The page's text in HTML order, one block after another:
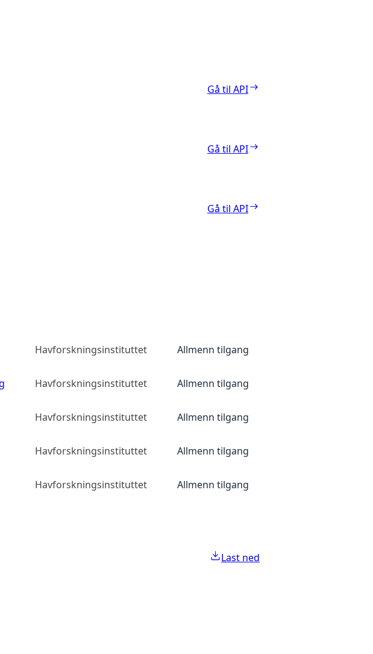
Gå til API
Gå til API
Gå til API
Havforskningsinstituttet Allmenn tilgang
Havforskningsinstituttet Allmenn tilgang
Havforskningsinstituttet Allmenn tilgang
Havforskningsinstituttet Allmenn tilgang
Havforskningsinstituttet Allmenn tilgang
Last ned